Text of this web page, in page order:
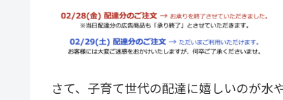
さて、子育て世代の配達に嬉しいのが水